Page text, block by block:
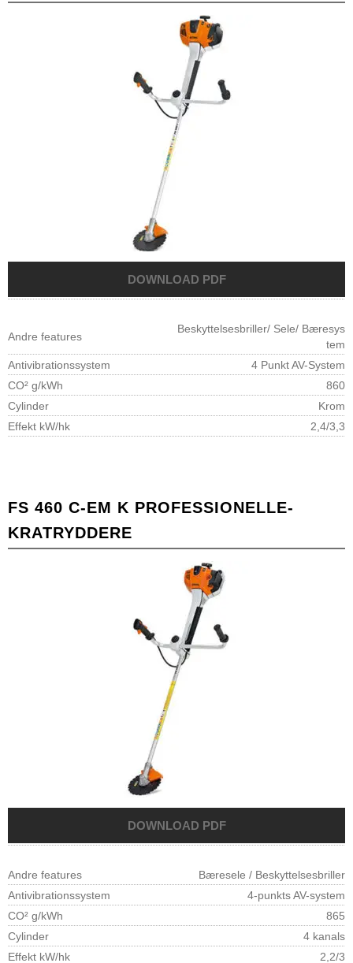
Andre features
Beskyttelsesbriller/ Sele/ Bæresys
tem
Antivibrationssystem
4 Punkt AV-System
CO² g/kWh
860
Cylinder
Krom
Effekt kW/hk
2,4/3,3
FS 460 C-EM K PROFESSIONELLE-
KRATRYDDERE
Andre features
Bæresele / Beskyttelsesbriller
Antivibrationssystem
4-punkts AV-system
CO² g/kWh
865
Cylinder
4 kanals
Effekt kW/hk
2,2/3